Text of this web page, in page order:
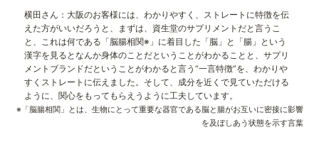
横田さん：大阪のお客様には、わかりやすく、ストレートに特徴を伝
えた方がいいだろうと、まずは、資生堂のサプリメントだと言うこ
と、これは何である「脳腸相関※」に着目した「脳」と「腸」という
漢字を見るとなんか身体のことだということがわかることと、サプリ
メントブランドだということがわかると言う“一言特徴”を、わかりや
すくストレートに伝えました。そして、成分を近くで見ていただける
ように、関心をもってもらえうように工夫しています。
※「脳腸相関」とは、生物にとって重要な器官である脳と腸がお互いに密接に影響
を及ぼしあう状態を示す言葉